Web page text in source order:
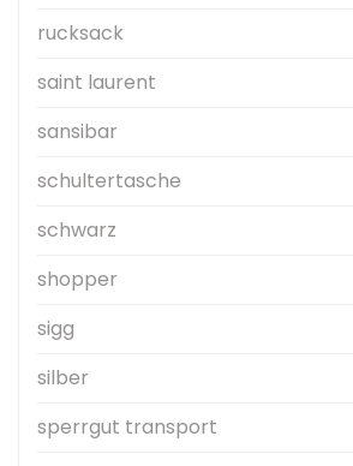
rucksack
saint laurent
sansibar
schultertasche
schwarz
shopper
sigg
silber
sperrgut transport